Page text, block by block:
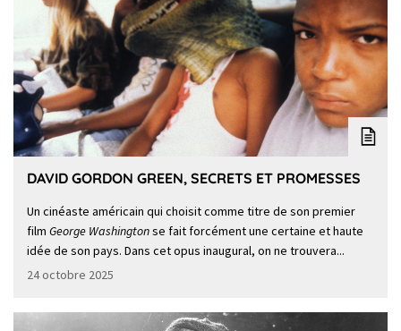
DAVID GORDON GREEN, SECRETS ET PROMESSES
Un cinéaste américain qui choisit comme titre de son premier
film George Washingtonse fait forcément une certaine et haute
idée de son pays. Dans cet opus inaugural, on ne trouvera...
24 octobre 2025